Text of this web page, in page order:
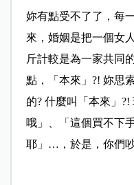
妳有點受不了了，每
來，婚姻是把一個女
斤計較是為一家共同
點，「本來」?! 妳思
的? 什麼叫「本來」
哦」、「這個買不下
耶」…，於是，你們吵